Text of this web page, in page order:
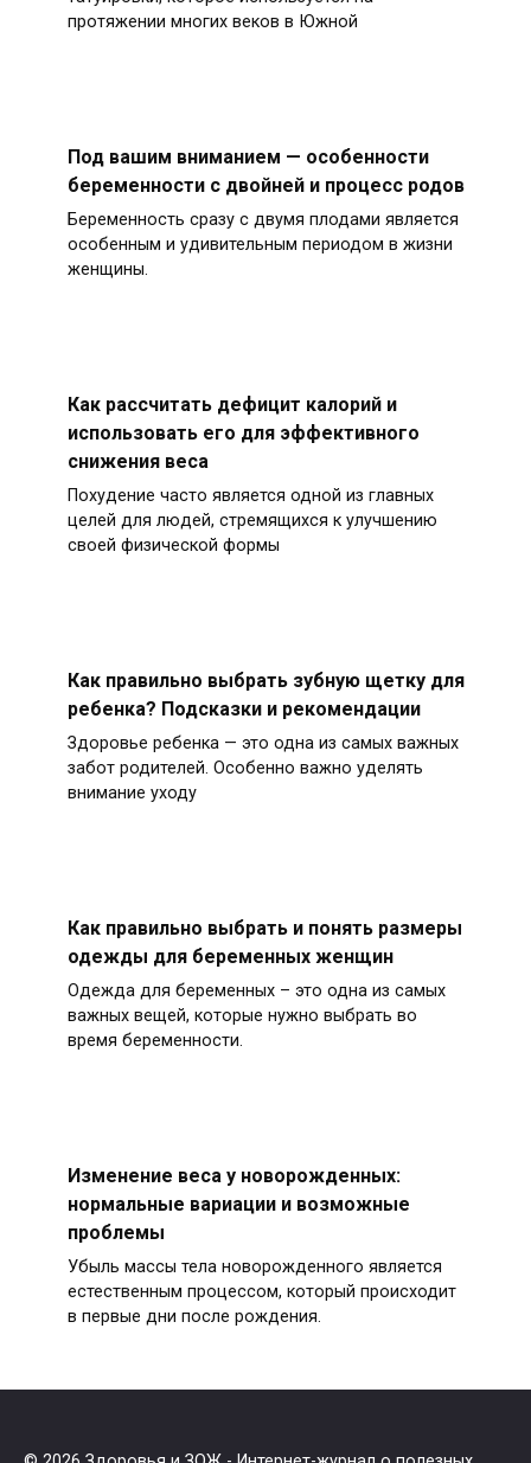
протяжении многих веков в Южной
Под вашим вниманием — особенности
беременности с двойней и процесс родов
Беременность сразу с двумя плодами является
особенным и удивительным периодом в жизни
женщины.
Как рассчитать дефицит калорий и
использовать его для эффективного
снижения веса
Похудение часто является одной из главных
целей для людей, стремящихся к улучшению
своей физической формы
Как правильно выбрать зубную щетку для
ребенка? Подсказки и рекомендации
Здоровье ребенка — это одна из самых важных
забот родителей. Особенно важно уделять
внимание уходу
Как правильно выбрать и понять размеры
одежды для беременных женщин
Одежда для беременных – это одна из самых
важных вещей, которые нужно выбрать во
время беременности.
Изменение веса у новорожденных:
нормальные вариации и возможные
проблемы
Убыль массы тела новорожденного является
естественным процессом, который происходит
в первые дни после рождения.